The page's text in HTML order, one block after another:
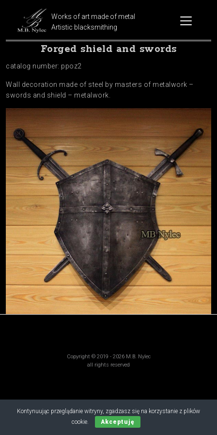
Works of art made of metal
Artistic blacksmithing
Forged shield and swords
catalog number: ppoz2
Wall decoration made of steel by masters of metalwork –
swords and shield – metalwork.
Kontynuując przeglądanie witryny, zgadzasz się na korzystanie z plików
cookie.
Akceptuję
Copyright © 2019 - 2026 M.B. Nylec
all rights reserved